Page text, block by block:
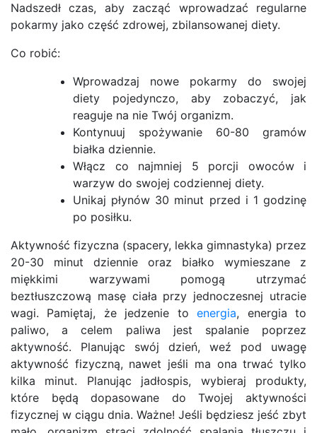
Nadszedł czas, aby zacząć wprowadzać regularne
pokarmy jako część zdrowej, zbilansowanej diety.
Co robić:
Wprowadzaj nowe pokarmy do swojej
diety pojedynczo, aby zobaczyć, jak
reaguje na nie Twój organizm.
Kontynuuj spożywanie 60-80 gramów
białka dziennie.
Włącz co najmniej 5 porcji owoców i
warzyw do swojej codziennej diety.
Unikaj płynów 30 minut przed i 1 godzinę
po posiłku.
Aktywność fizyczna (spacery, lekka gimnastyka) przez
20-30 minut dziennie oraz białko wymieszane z
miękkimi warzywami pomogą utrzymać
beztłuszczową masę ciała przy jednoczesnej utracie
wagi. Pamiętaj, że jedzenie toenergia, energia to
paliwo, a celem paliwa jest spalanie poprzez
aktywność. Planując swój dzień, weź pod uwagę
aktywność fizyczną, nawet jeśli ma ona trwać tylko
kilka minut. Planując jadłospis, wybieraj produkty,
które będą dopasowane do Twojej aktywności
fizycznej w ciągu dnia. Ważne! Jeśli będziesz jeść zbyt